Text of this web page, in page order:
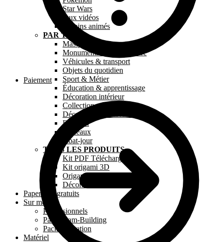
Paiement
Star Wars
Jeux vidéos
Dessins animés
PAR TYPE
Masque en papier
Monuments & Architecture
Véhicules & transport
Objets du quotidien
Sport & Métier
Éducation & apprentissage
Décoration intérieur
Collection « Paperkids »
Décoration chambre bébé
Religion
Tableaux
Abat-jour
TOUS LES PRODUITS
Kit PDF Téléchargeable
Kit origami 3D
Origami 3D à poser
Décoration murale 3D
Papercraft gratuits
Sur mesure
Professionnels
Pack Team-Building
Pack Éducation
Matériel